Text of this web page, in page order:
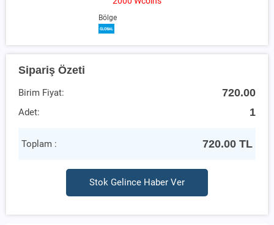
Bölge
Sipariş Özeti
Birim Fiyat: 720.00
Adet: 1
Toplam : 720.00 TL
Stok Gelince Haber Ver